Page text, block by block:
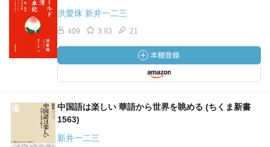
洪愛珠 新井一二三
409 3.93 21
中国語は楽しい 華語から世界を眺める (ちくま新書
1563)
新井一二三